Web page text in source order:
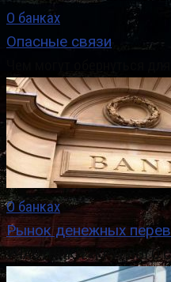
О банках
Опасные связи
О банках
Рынок денежных
УЧАСТНИКИ «КРУГЛОГО